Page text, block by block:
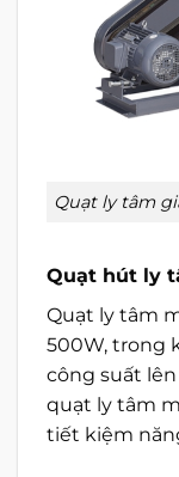
Quạt ly tâm
Quạt hút ly
Quạt ly tâm
500W, trong
công suất
quạt ly tâm
tiết kiệm